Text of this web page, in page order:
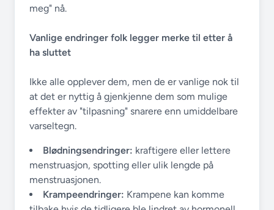
meg" nå.
Vanlige endringer folk legger merke til etter å
ha sluttet
Ikke alle opplever dem, men de er vanlige nok til
at det er nyttig å gjenkjenne dem som mulige
effekter av "tilpasning" snarere enn umiddelbare
varseltegn.
Blødningsendringer: kraftigere eller lettere
menstruasjon, spotting eller ulik lengde på
menstruasjonen.
Krampeendringer: Krampene kan komme